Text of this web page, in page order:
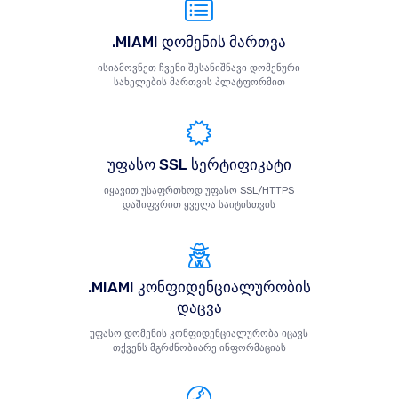
.MIAMI დომენის მართვა
ისიამოვნეთ ჩვენი შესანიშნავი დომენური
სახელების მართვის პლატფორმით
უფასო SSL სერტიფიკატი
იყავით უსაფრთხოდ უფასო SSL/HTTPS
დაშიფვრით ყველა საიტისთვის
.MIAMI კონფიდენციალურობის
დაცვა
უფასო დომენის კონფიდენციალურობა იცავს
თქვენს მგრძნობიარე ინფორმაციას